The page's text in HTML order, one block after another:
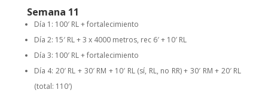
Semana 11
Día 1: 100′ RL + fortalecimiento
Día 2: 15′ RL + 3 x 4000 metros, rec 6′ + 10′ RL
Día 3: 100′ RL + fortalecimiento
Día 4: 20′ RL + 30′ RM + 10′ RL (sí, RL, no RR) + 30′ RM + 20′ RL
(total: 110′)